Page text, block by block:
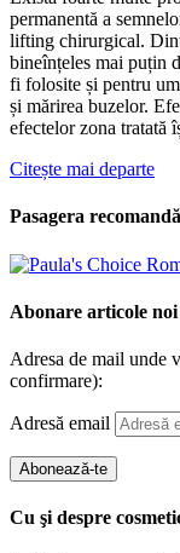
permanentă a
lifting chirurgical.
bineînțeles mai puțin
fi folosite și pentru
și mărirea buzelor.
efectelor zona tratată
Citește mai departe
Pasagera recomandă
Abonare articole noi
Adresa de mail unde
confirmare):
Adresă email
Abonează-te
Cu şi despre